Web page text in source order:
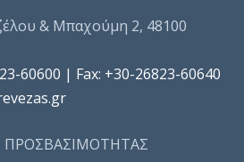
& Μπαχούμη 2, 48100
60600 | Fax: +30-26823-60640